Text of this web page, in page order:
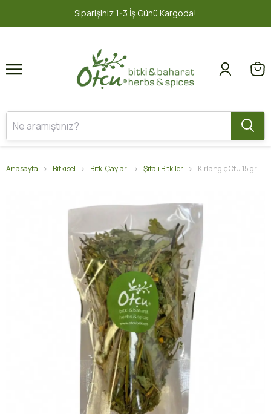
2000 TL ve üzeri
1 2
Anasayfa Bitkisel Bitki Çayları Şifalı Bitkiler Kırlangıç Otu 15 gr